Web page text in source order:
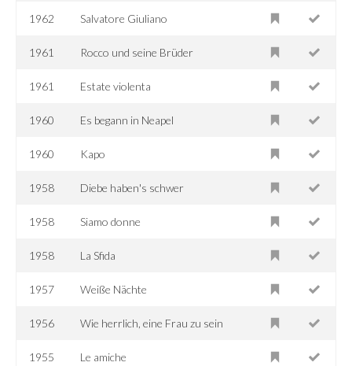
1962 Salvatore Giuliano
1961 Rocco und seine Brüder
1961 Estate violenta
1960 Es begann in Neapel
1960 Kapo
1958 Diebe haben's schwer
1958 Siamo donne
1958 La Sfida
1957 Weiße Nächte
1956 Wie herrlich, eine Frau zu sein
1955 Le amiche